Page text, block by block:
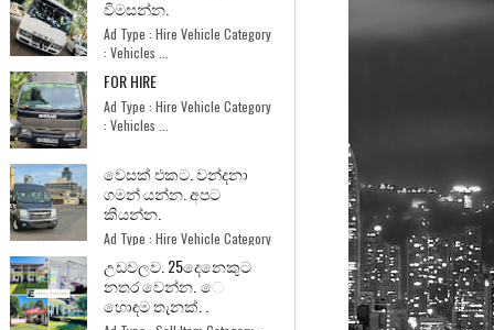
විමසන්න.
Ad Type : Hire Vehicle Category
: Vehicles ...
FOR HIRE
Ad Type : Hire Vehicle Category
: Vehicles ...
වෙසක් එකට. වන්දනා
ගමන් යන්න. අපට
කියන්න.
Ad Type : Hire Vehicle Category
: Vehicles ...
උඩවලව. 25දෙනෙකුට
නතර වෙන්න. ෙ
හොඳම තැනක්. .